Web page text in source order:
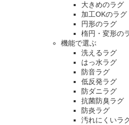
大きめのラグ
加工OKのラグ
円形のラグ
楕円・変形の
機能で選ぶ
洗えるラグ
はっ水ラグ
防音ラグ
低反発ラグ
防ダニラグ
抗菌防臭ラグ
防炎ラグ
汚れにくいラ